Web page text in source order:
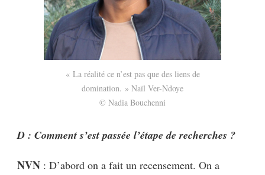
« La réalité ce n’est pas que des liens de
domination. » Naïl Ver-Ndoye
© Nadia Bouchenni
D : Comment s’est passée l’étape de recherches ?
NVN : D’abord on a fait un recensement. On a